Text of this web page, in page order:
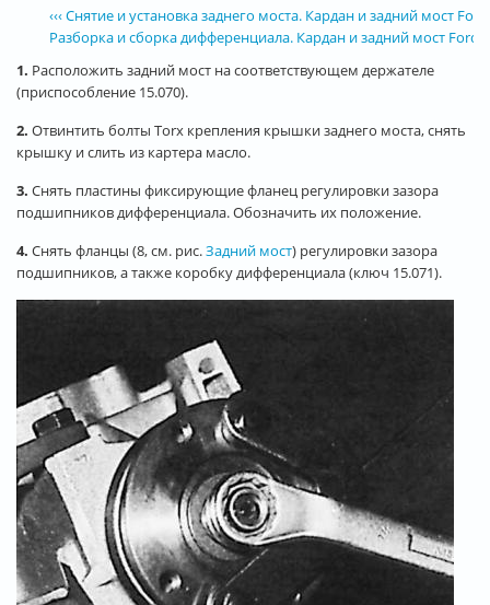
‹‹‹ Снятие и установка заднего моста. Кардан и задний мост
Разборка и сборка дифференциала. Кардан и задний мост Ford
1. Расположить задний мост на соответствующем держателе
(приспособление 15.070).
2. Отвинтить болты Torx крепления крышки заднего моста, снять
крышку и слить из картера масло.
3. Снять пластины фиксирующие фланец регулировки зазора
подшипников дифференциала. Обозначить их положение.
4. Снять фланцы (8, см. рис.Задний мост) регулировки зазора
подшипников, а также коробку дифференциала (ключ 15.071).